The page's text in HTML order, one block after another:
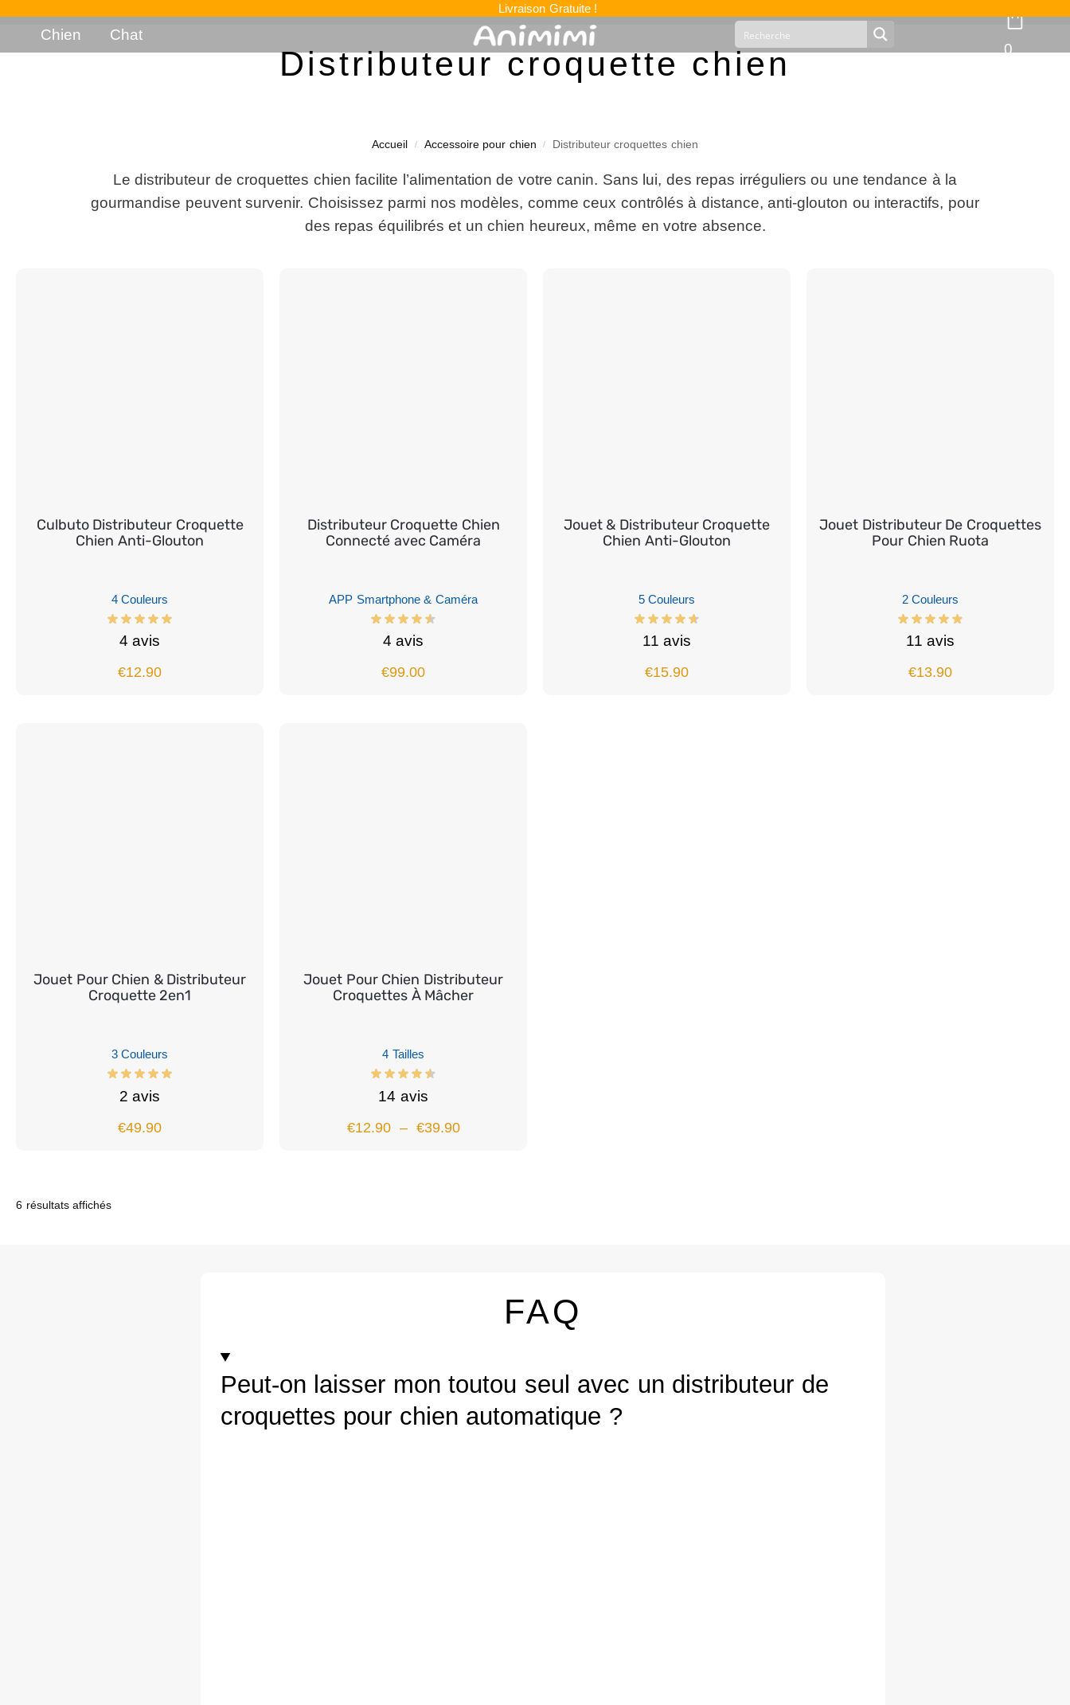
Livraison Gratuite !
Chien
Chat
0
Distributeur croquette chien
Accueil / Accessoire pour chien / Distributeur croquettes chien
Le distributeur de croquettes chien facilite l’alimentation de votre canin. Sans lui, des repas irréguliers ou une tendance à la
gourmandise peuvent survenir. Choisissez parmi nos modèles, comme ceux contrôlés à distance, anti-glouton ou interactifs, pour
des repas équilibrés et un chien heureux, même en votre absence.
Culbuto Distributeur Croquette
Chien Anti-Glouton
4 Couleurs
4 avis
€12.90
Distributeur Croquette Chien
Connecté avec Caméra
APP Smartphone & Caméra
4 avis
€99.00
Jouet & Distributeur Croquette
Chien Anti-Glouton
5 Couleurs
11 avis
€15.90
Jouet Distributeur De Croquettes
Pour Chien Ruota
2 Couleurs
11 avis
€13.90
Jouet Pour Chien & Distributeur
Croquette 2en1
3 Couleurs
2 avis
€49.90
Jouet Pour Chien Distributeur
Croquettes À Mâcher
4 Tailles
14 avis
€12.90 – €39.90
6 résultats affichés
FAQ
Peut-on laisser mon toutou seul avec un distributeur de
croquettes pour chien automatique ?